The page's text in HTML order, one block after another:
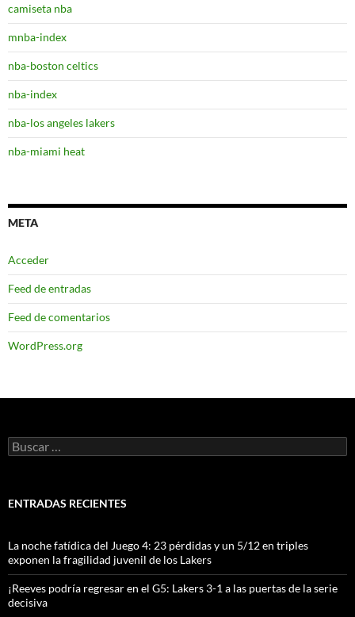
camiseta nba
mnba-index
nba-boston celtics
nba-index
nba-los angeles lakers
nba-miami heat
META
Acceder
Feed de entradas
Feed de comentarios
WordPress.org
Buscar:
ENTRADAS RECIENTES
La noche fatídica del Juego 4: 23 pérdidas y un 5/12 en triples
exponen la fragilidad juvenil de los Lakers
¡Reeves podría regresar en el G5: Lakers 3-1 a las puertas de la serie
decisiva